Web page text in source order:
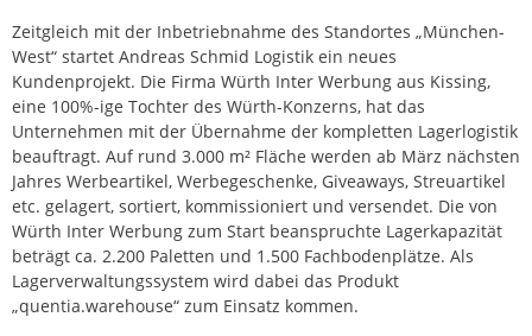
Zeitgleich mit der Inbetriebnahme des Standortes „München-
West“ startet Andreas Schmid Logistik ein neues
Kundenprojekt. Die Firma Würth Inter Werbung aus Kissing,
eine 100%-ige Tochter des Würth-Konzerns, hat das
Unternehmen mit der Übernahme der kompletten Lagerlogistik
beauftragt. Auf rund 3.000 m² Fläche werden ab März nächsten
Jahres Werbeartikel, Werbegeschenke, Giveaways, Streuartikel
etc. gelagert, sortiert, kommissioniert und versendet. Die von
Würth Inter Werbung zum Start beanspruchte Lagerkapazität
beträgt ca. 2.200 Paletten und 1.500 Fachbodenplätze. Als
Lagerverwaltungssystem wird dabei das Produkt
„quentia.warehouse“ zum Einsatz kommen.